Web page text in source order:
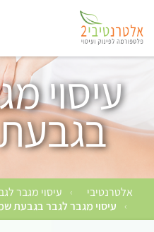
עיסוי
אלטרנטיבי › עיסוי מגבר
› עיסוי מגבר לגבר בגבעת